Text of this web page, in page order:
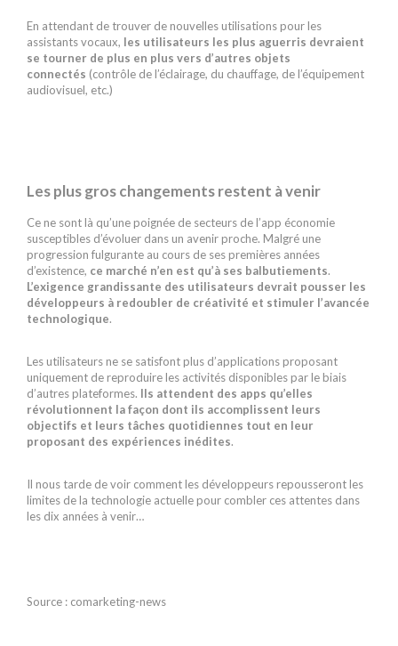
En attendant de trouver de nouvelles utilisations pour les
assistants vocaux, les utilisateurs les plus aguerris devraient
se tourner de plus en plus vers d’autres objets
connectés (contrôle de l’éclairage, du chauffage, de l’équipement
audiovisuel, etc.)
Les plus gros changements restent à venir
Ce ne sont là qu’une poignée de secteurs de l’app économie
susceptibles d’évoluer dans un avenir proche. Malgré une
progression fulgurante au cours de ses premières années
d’existence, ce marché n’en est qu’à ses balbutiements.
L’exigence grandissante des utilisateurs devrait pousser les
développeurs à redoubler de créativité et stimuler l’avancée
technologique.
Les utilisateurs ne se satisfont plus d’applications proposant
uniquement de reproduire les activités disponibles par le biais
d’autres plateformes. Ils attendent des apps qu’elles
révolutionnent la façon dont ils accomplissent leurs
objectifs et leurs tâches quotidiennes tout en leur
proposant des expériences inédites.
Il nous tarde de voir comment les développeurs repousseront les
limites de la technologie actuelle pour combler ces attentes dans
les dix années à venir…
Source : comarketing-news